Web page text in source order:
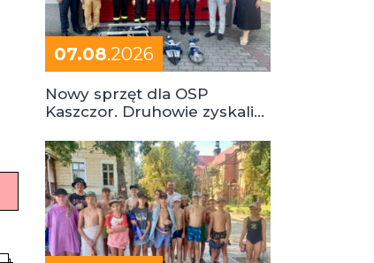
07.08.2026
Nowy sprzęt dla OSP
Kaszczor. Druhowie zyskali